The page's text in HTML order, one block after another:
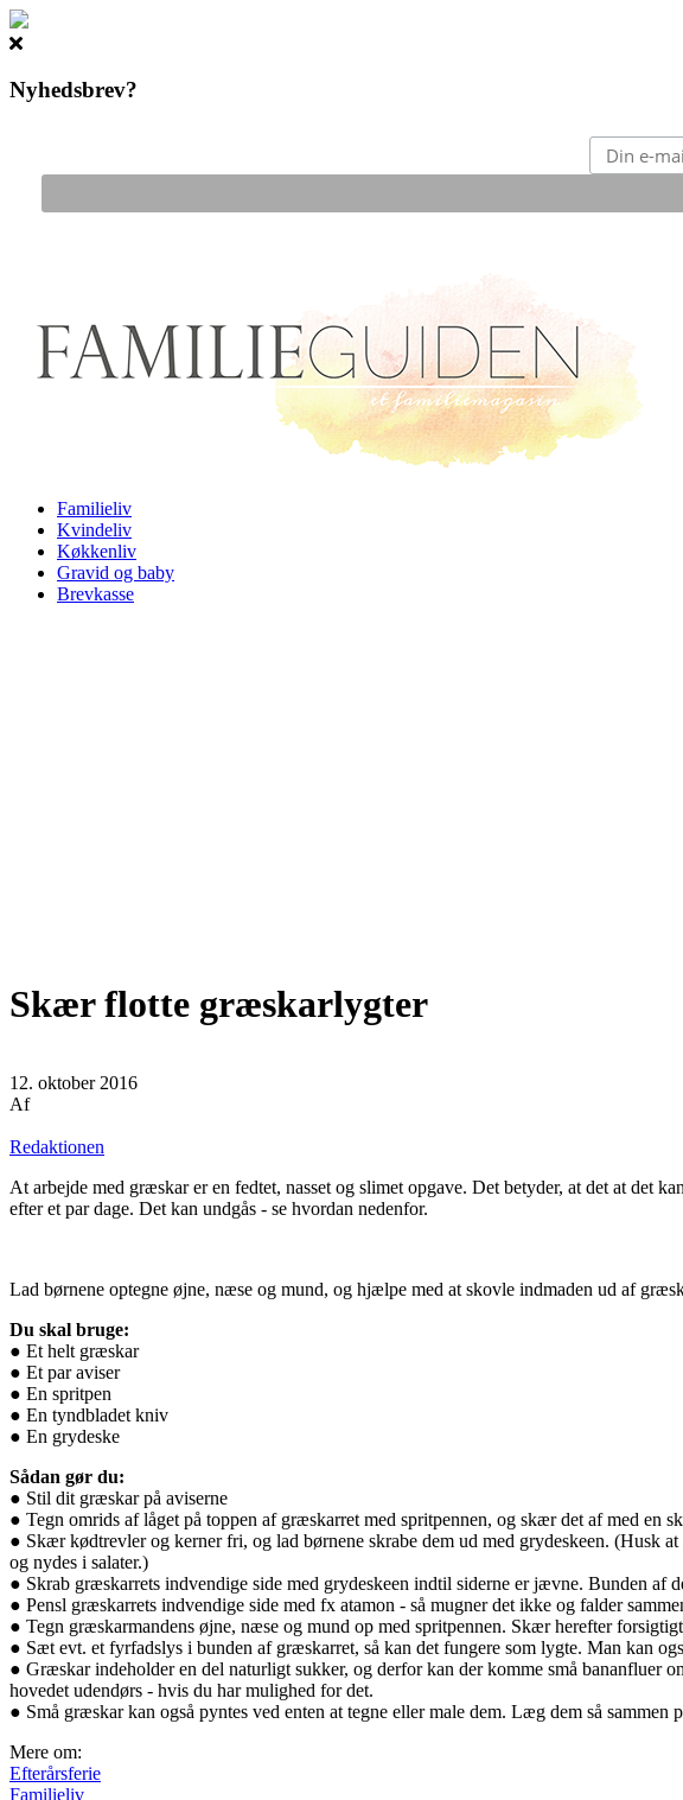
Nyhedsbrev?
Familieliv
Kvindeliv
Køkkenliv
Gravid og baby
Brevkasse
Skær flotte græskarlygter
12. oktober 2016
Af
Redaktionen
At arbejde med græskar er en fedtet, nasset og slimet opgave. Det betyder, at det at det
efter et par dage. Det kan undgås - se hvordan nedenfor.
Lad børnene optegne øjne, næse og mund, og hjælpe med at skovle indmaden ud af
Du skal bruge:
● Et helt græskar
● Et par aviser
● En spritpen
● En tyndbladet kniv
● En grydeske
Sådan gør du:
● Stil dit græskar på aviserne
● Tegn omrids af låget på toppen af græskarret med spritpennen, og skær det af med en
● Skær kødtrevler og kerner fri, og lad børnene skrabe dem ud med grydeskeen. (Husk
og nydes i salater.)
● Skrab græskarrets indvendige side med grydeskeen indtil siderne er jævne. Bunden
● Pensl græskarrets indvendige side med fx atamon - så mugner det ikke og falder
● Tegn græskarmandens øjne, næse og mund op med spritpennen. Skær herefter
● Sæt evt. et fyrfadslys i bunden af græskarret, så kan det fungere som lygte. Man kan
● Græskar indeholder en del naturligt sukker, og derfor kan der komme små
hovedet udendørs - hvis du har mulighed for det.
● Små græskar kan også pyntes ved enten at tegne eller male dem. Læg dem så
Mere om:
Efterårsferie
Familieliv